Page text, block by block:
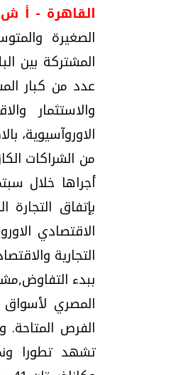
القاهرة - أ
الصغيرة
المشتركة بين
عدد من كبار
والاستثمار
الاوروآسيوية،
من الشراكات
أجراها خلال
بإتفاق
الاقتصادي
التجارية
ببدء
المصري
الفرص المتاحة.
تشهد تطورا
فيديو.. الإعلام الرقمي.. تقنيات
وتحديات هائلة